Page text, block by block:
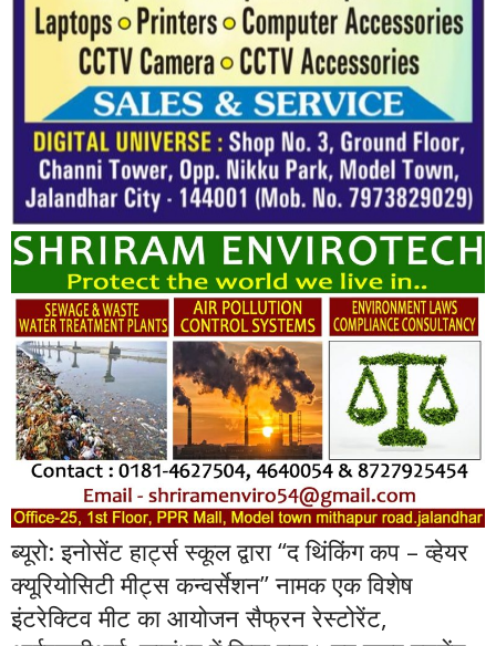
ब्यूरो: इनोसेंट हार्ट्स स्कूल द्वारा “द थिंकिंग कप – व्हेयर
क्यूरियोसिटी मीट्स कन्वर्सेशन” नामक एक विशेष
इंटरेक्टिव मीट का आयोजन सैफ्रन रेस्टोरेंट,